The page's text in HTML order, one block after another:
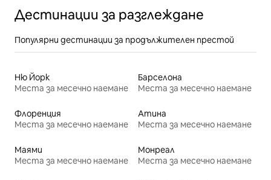
Дестинации за разглеждане
Популярни дестинации за продължителен престой
Ню Йорк
Места за месечно наемане
Барселона
Места за месечно наемане
Флоренция
Места за месечно наемане
Атина
Места за месечно наемане
Маями
Места за месечно наемане
Монреал
Места за месечно наемане